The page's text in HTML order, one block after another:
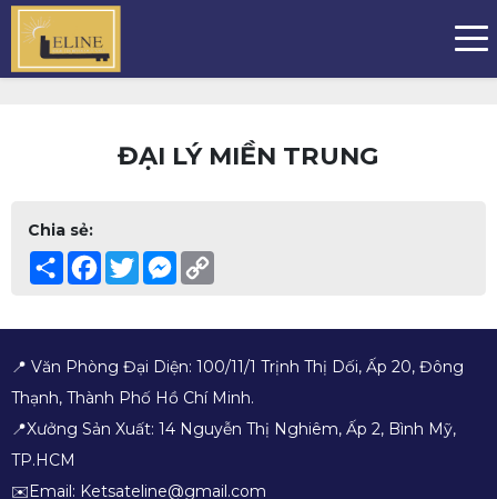
ĐẠI LÝ MIỀN TRUNG
Chia sẻ:
ShareFacebook
TwitterMessenger
📍 Văn Phòng Đại Diện: 100/11/1 Trịnh Thị Dối, Ấp 20, Đông
Thạnh, Thành Phố Hồ Chí Minh.
📍Xưởng Sản Xuất: 14 Nguyễn Thị Nghiêm, Ấp 2, Bình Mỹ,
TP.HCM
✉️Email: Ketsateline@gmail.com